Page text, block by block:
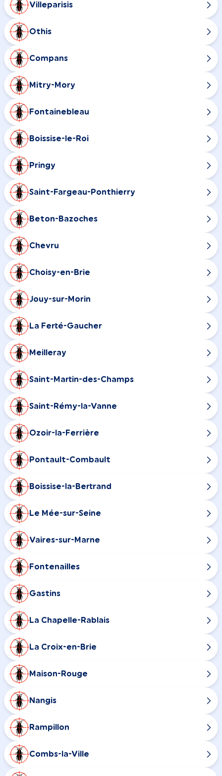
Villeparisis
Othis
Compans
Mitry-Mory
Fontainebleau
Boissise-le-Roi
Pringy
Saint-Fargeau-Ponthierry
Beton-Bazoches
Chevru
Choisy-en-Brie
Jouy-sur-Morin
La Ferté-Gaucher
Meilleray
Saint-Martin-des-Champs
Saint-Rémy-la-Vanne
Ozoir-la-Ferrière
Pontault-Combault
Boissise-la-Bertrand
Le Mée-sur-Seine
Vaires-sur-Marne
Fontenailles
Gastins
La Chapelle-Rablais
La Croix-en-Brie
Maison-Rouge
Nangis
Rampillon
Combs-la-Ville